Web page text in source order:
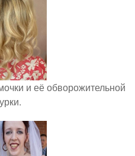
и её обворожительной